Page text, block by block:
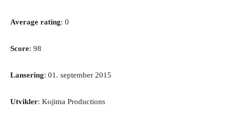
Average rating: 0
Score: 98
Lansering: 01. september 2015
Utvikler: Kojima Productions